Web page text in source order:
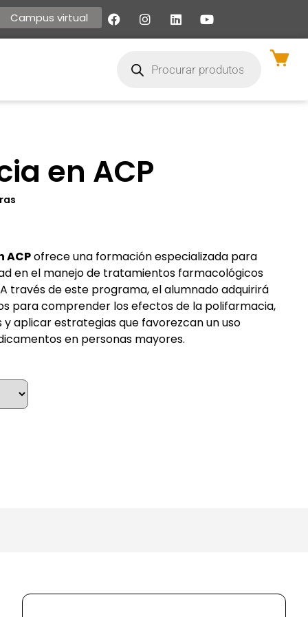
Campus virtual
en ACP
ACPofrece una formación especializada para
en el manejo de tratamientos farmacológicos
través de este programa, el alumnado adquirirá
para comprender los efectos de la polifarmacia,
aplicar estrategias que favorezcan un uso
en personas mayores.